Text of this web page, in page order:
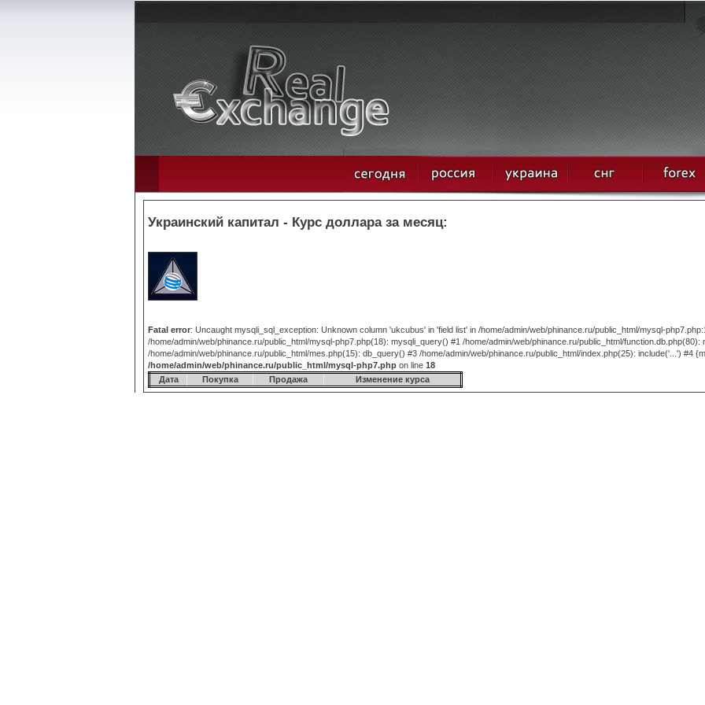
Украинский капитал - Курс доллара за месяц:
Fatal error: Uncaught mysqli_sql_exception: Unknown column 'ukcubus' in 'field list' in /home/admin/web/phinance.ru/public_html/mysql-
/home/admin/web/phinance.ru/public_html/mysql-php7.php(18): mysqli_query() #1 /home/admin/web/phinance.ru/public_html/function.db.php(80):
/home/admin/web/phinance.ru/public_html/mes.php(15): db_query() #3 /home/admin/web/phinance.ru/public_html/index.php(25): include('...') #4
/home/admin/web/phinance.ru/public_html/mysql-php7.php on line 18
Дата
Покупка Продажа Изменение курса